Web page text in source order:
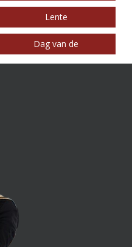
Lente
Dag van de